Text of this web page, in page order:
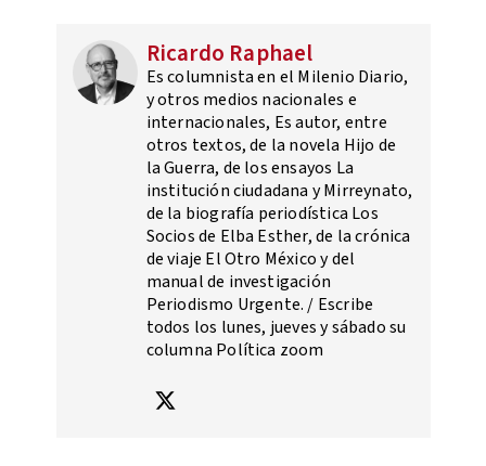
Ricardo Raphael
Es columnista en el Milenio Diario,
y otros medios nacionales e
internacionales, Es autor, entre
otros textos, de la novela Hijo de
la Guerra, de los ensayos La
institución ciudadana y Mirreynato,
de la biografía periodística Los
Socios de Elba Esther, de la crónica
de viaje El Otro México y del
manual de investigación
Periodismo Urgente. / Escribe
todos los lunes, jueves y sábado su
columna Política zoom